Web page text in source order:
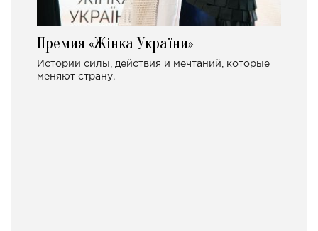
Премия «Жінка України»
Истории силы, действия и мечтаний, которые
меняют страну.